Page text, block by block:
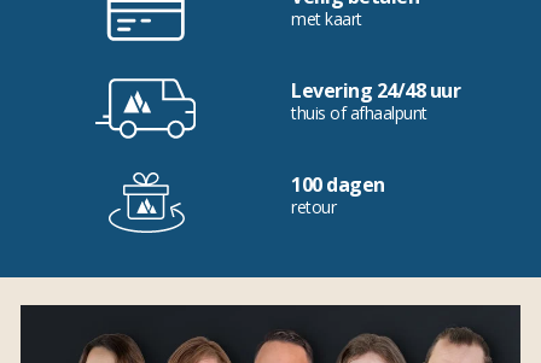
met kaart
Levering 24/48 uur
thuis of afhaalpunt
100 dagen
retour